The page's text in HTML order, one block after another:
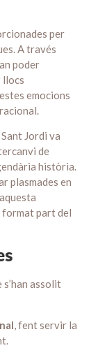
per
A través
poder
llocs
emocions
Jordi va
de
història.
plasmades en
format part del
assolit
, fent servir la